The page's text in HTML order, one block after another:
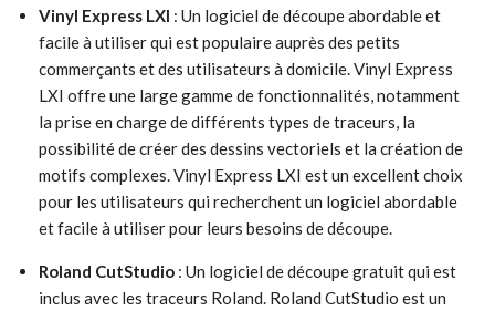
Vinyl Express LXI : Un logiciel de découpe abordable et
facile à utiliser qui est populaire auprès des petits
commerçants et des utilisateurs à domicile. Vinyl Express
LXI offre une large gamme de fonctionnalités, notamment
la prise en charge de différents types de traceurs, la
possibilité de créer des dessins vectoriels et la création de
motifs complexes. Vinyl Express LXI est un excellent choix
pour les utilisateurs qui recherchent un logiciel abordable
et facile à utiliser pour leurs besoins de découpe.
Roland CutStudio : Un logiciel de découpe gratuit qui est
inclus avec les traceurs Roland. Roland CutStudio est un